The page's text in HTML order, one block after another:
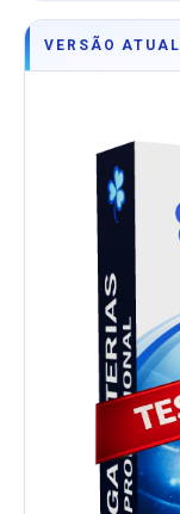
VERSÃO ATUAL